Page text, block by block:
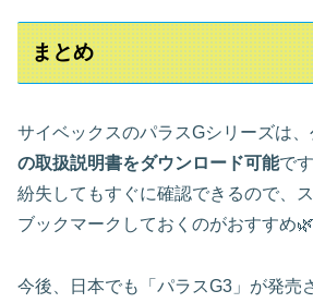
まとめ
サイベックスのパラスGシリーズは
の取扱説明書をダウンロード可能です
紛失してもすぐに確認できるので、
ブックマークしておくのがおすすめ🌿
今後、日本でも「パラスG3」が発売